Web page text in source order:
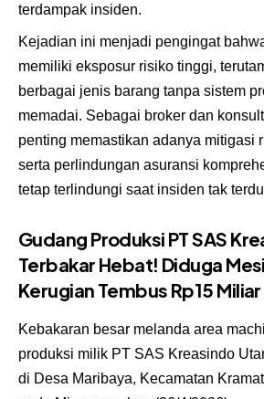
terdampak insiden.
Kejadian ini menjadi pengingat
memiliki eksposur risiko tinggi,
berbagai jenis barang tanpa sistem
memadai. Sebagai broker dan
penting memastikan adanya mitigasi
serta perlindungan asuransi
tetap terlindungi saat insiden tak
Gudang Produksi PT SAS
Terbakar Hebat! Diduga
Kerugian Tembus Rp15 Miliar
Kebakaran besar melanda area
produksi milik PT SAS Kreasindo
di Desa Maribaya, Kecamatan